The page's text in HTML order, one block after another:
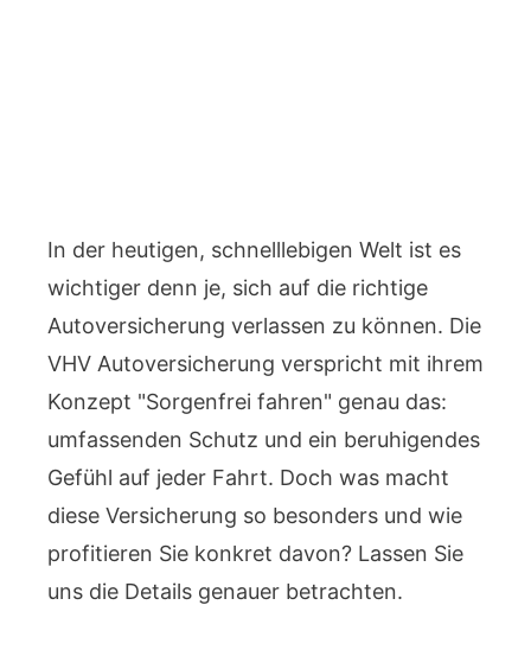
In der heutigen, schnelllebigen Welt ist es
wichtiger denn je, sich auf die richtige
Autoversicherung verlassen zu können. Die
VHV Autoversicherung verspricht mit ihrem
Konzept "Sorgenfrei fahren" genau das:
umfassenden Schutz und ein beruhigendes
Gefühl auf jeder Fahrt. Doch was macht
diese Versicherung so besonders und wie
profitieren Sie konkret davon? Lassen Sie
uns die Details genauer betrachten.